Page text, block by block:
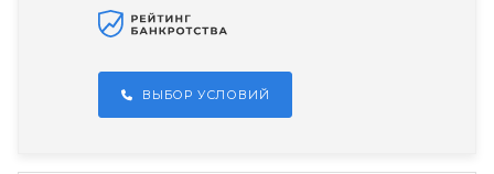
ВЫБОР УСЛОВИЙ